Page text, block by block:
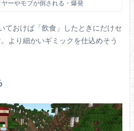
ヤーやモブが倒される・爆発
ておけば「飲食」したときにだけセ
より細かいギミックを仕込めそう